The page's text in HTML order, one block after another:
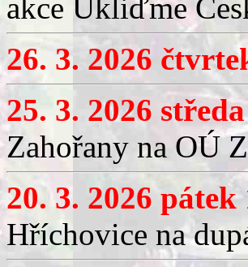
akce Ukliďme
26. 3. 2026
25. 3. 2026
Zahořany na OÚ
20. 3. 2026 pátek
Hříchovice na